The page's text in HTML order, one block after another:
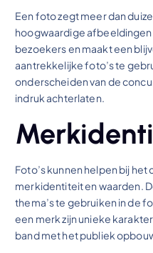
Een foto zegt meer dan
hoogwaardige
bezoekers en maakt een
aantrekkelijke foto’s te
onderscheiden van de
indruk achterlaten.
Foto’s kunnen helpen bij
merkidentiteit en waarden.
thema’s te gebruiken in de
een merk zijn unieke
band met het publiek